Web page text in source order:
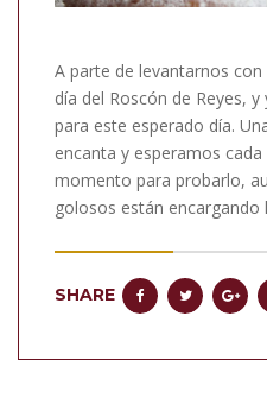
A parte de levantarnos
día del Roscón de Reyes,
para este esperado día.
encanta y esperamos
momento para probarlo,
golosos están
SHARE